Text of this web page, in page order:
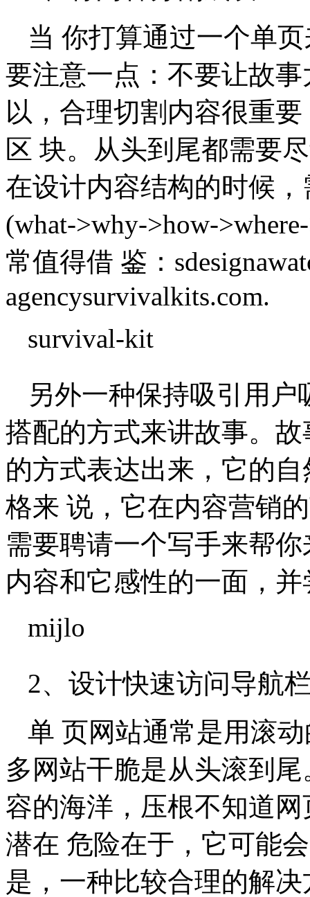
当 你打算通过一个单
要注意一点：不要让故
以，合理切割内容很重
区 块。从头到尾都需要
在设计内容结构的时候
(what->why->how-
常值得借 鉴：
agencysurvivalkits.com.
survival-kit
另外一种保持吸引用
搭配的方式来讲故事。
的方式表达出来，它的
格来 说，它在内容营销
需要聘请一个写手来帮
内容和它感性的一面，
mijlo
2、设计快速访问导航
单 页网站通常是用滚
多网站干脆是从头滚到
容的海洋，压根不知道
潜在 危险在于，它可能
是，一种比较合理的解